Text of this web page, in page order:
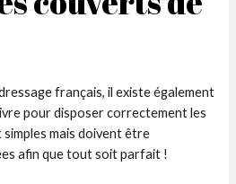
français, il existe également
pour disposer correctement les
mais doivent être
afin que tout soit parfait !